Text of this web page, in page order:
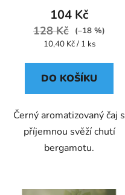
104 Kč
128 Kč
(–18 %)
Měrná
10,40 Kč / 1 ks
DO KOŠÍKU
Černý aromatizovaný čaj s
příjemnou svěží chutí
bergamotu.